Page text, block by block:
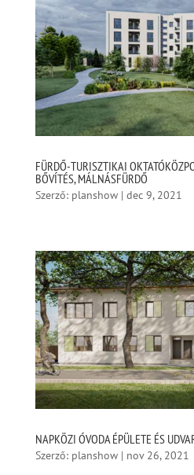
FÜRDŐ-TURISZTIKAI
BŐVÍTÉS, MÁLNÁSFÜRDŐ
Szerző: planshow| dec 9, 2021
NAPKÖZI ÓVODA ÉPÜLETE ÉS
Szerző: planshow| nov 26, 2021